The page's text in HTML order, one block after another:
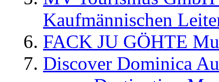
Kaufmännischen
FACK JU GÖHTE
Discover Dominica